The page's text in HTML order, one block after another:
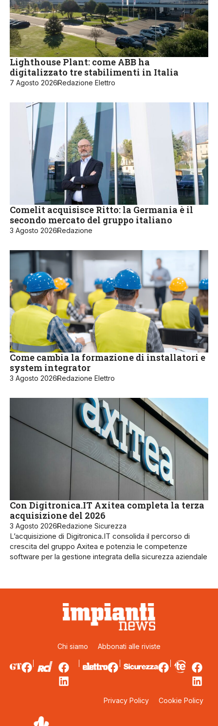
Lighthouse Plant: come ABB ha
digitalizzato tre stabilimenti in Italia
7 Agosto 2026Redazione Elettro
Comelit acquisisce Ritto: la Germania è il
secondo mercato del gruppo italiano
3 Agosto 2026Redazione
Come cambia la formazione di installatori e
system integrator
3 Agosto 2026Redazione Elettro
Con Digitronica.IT Axitea completa la terza
acquisizione del 2026
3 Agosto 2026Redazione Sicurezza
L’acquisizione di Digitronica.IT consolida il percorso di
crescita del gruppo Axitea e potenzia le competenze
software per la gestione integrata della sicurezza aziendale
Chi siamo Abbonati alle riviste
Privacy Policy Cookie Policy